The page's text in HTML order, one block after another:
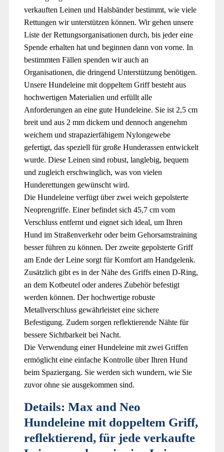
verkauften Leinen und Halsbänder bestimmt, wie viele
Rettungen wir unterstützen können. Wir gehen unsere
Liste der Rettungsorganisationen durch, bis jeder eine
Spende erhalten hat und beginnen dann von vorne. In
bestimmten Fällen spenden wir auch an
Organisationen, die dringend Unterstützung benötigen.
Unsere Hundeleine mit doppeltem Griff besteht aus
hochwertigen Materialien und erfüllt alle
Anforderungen an eine gute Hundeleine. Sie ist 2,5 cm
breit und aus 2 mm dickem und dennoch angenehm
weichem und strapazierfähigem Nylongewebe
gefertigt, das speziell für große Hunderassen entwickelt
wurde. Diese Leinen sind robust, langlebig, bequem
und zugleich erschwinglich, was von vielen
Hunderettungen gewünscht wird.
Die Hundeleine verfügt über zwei weich gepolsterte
Neoprengriffe. Einer befindet sich 45,7 cm vom
Verschluss entfernt und eignet sich ideal, um Ihren
Hund im Straßenverkehr oder beim Gehorsamstraining
besser führen zu können. Der zweite gepolsterte Griff
am Ende der Leine sorgt für Komfort am Handgelenk.
Zusätzlich gibt es in der Nähe des Griffs einen D-Ring,
an dem Kotbeutel oder anderes Zubehör befestigt
werden können. Der hochwertige robuste
Metallverschluss gewährleistet eine sichere
Befestigung. Zudem sorgen reflektierende Nähte für
bessere Sichtbarkeit bei Nacht.
Die Verwendung einer Hundeleine mit zwei Griffen
ermöglicht eine einfache Kontrolle über Ihren Hund
beim Spaziergang. Sie werden sich wundern, wie Sie
zuvor ohne sie ausgekommen sind.
Details: Max and Neo
Hundeleine mit doppeltem Griff,
reflektierend, für jede verkaufte